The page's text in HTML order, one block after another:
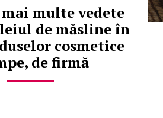
multe vedete
de măsline în
cosmetice
de firmă